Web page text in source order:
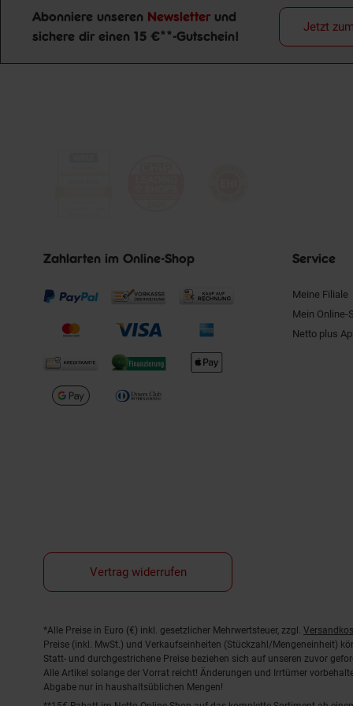
Newsletter Anmeldung
Abonniere unseren Newsletter und
sichere dir einen 15 €**-Gutschein!
Jetzt
Zahlarten im Online-Shop Service
Meine Filiale
Mein Online-
Netto plus
Vertrag widerrufen
Fußnoten
*Alle Preise in Euro (€) inkl. gesetzlicher Mehrwertsteuer, zzgl.
Preise (inkl. MwSt.) und Verkaufseinheiten (Stückzahl/Mengeneinheit)
Statt- und durchgestrichene Preise beziehen sich auf unseren zuvor
Alle Artikel solange der Vorrat reicht! Änderungen und Irrtümer
Abgabe nur in haushaltsüblichen Mengen!